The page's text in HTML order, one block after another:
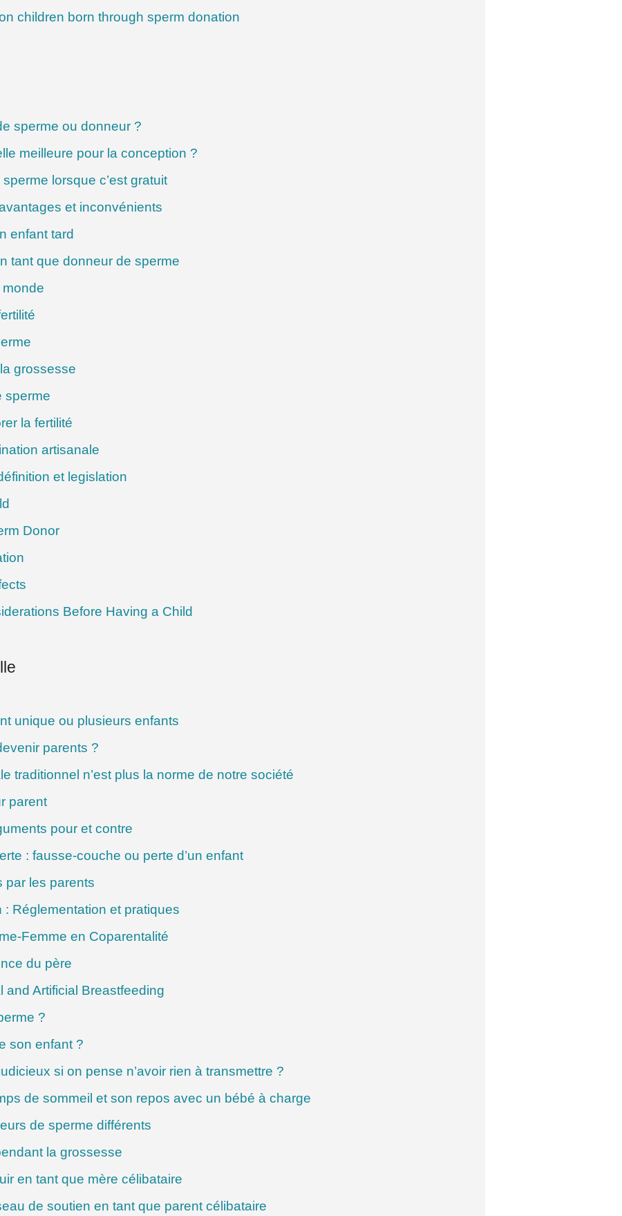
children born through sperm donation
sperme ou donneur ?
meilleure pour la conception ?
lorsque c’est gratuit
et inconvénients
enfant tard
tant que donneur de sperme
grossesse
sperme
la fertilité
artisanale
et legislation
Donor
Before Having a Child
unique ou plusieurs enfants
parents ?
traditionnel n’est plus la norme de notre société
parent
pour et contre
: fausse-couche ou perte d’un enfant
par les parents
Réglementation et pratiques
Femme en Coparentalité
du père
Artificial Breastfeeding
?
son enfant ?
si on pense n’avoir rien à transmettre ?
de sommeil et son repos avec un bébé à charge
de sperme différents
la grossesse
en tant que mère célibataire
de soutien en tant que parent célibataire